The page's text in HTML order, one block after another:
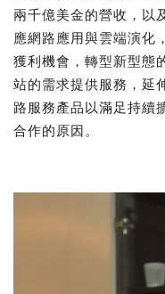
兩千億美金的營收，以
應網路應用與雲端演化
獲利機會，轉型新型態
站的需求提供服務，延
路服務產品以滿足持續
合作的原因。